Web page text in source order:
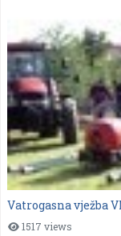
Vatrogasna vježba
1517 views